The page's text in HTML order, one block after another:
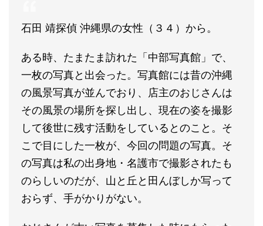
石田 靖探偵 沖縄県の女性（３４）から。
ある時、たまたま訪れた「中部写真館」で、
一枚の写真と出会った。写真館には昔の沖縄
の風景写真が並んでおり、店主のおじさんは
その風景の場所を探し出し、現在の姿を撮影
して後世に残す活動をしているとのこと。そ
こで目にした一枚が、今回の問題の写真。そ
の写真は私の出身地・名護市で撮影されたも
のらしいのだが、山と丘と田んぼしか写って
おらず、手がかりがない。